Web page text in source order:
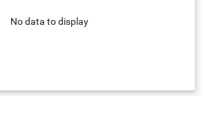
No data to display